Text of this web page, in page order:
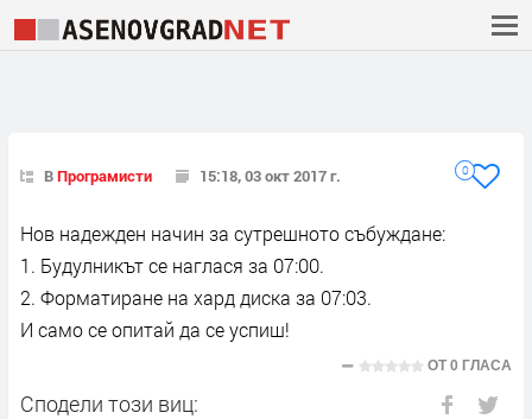
ВПрограмисти 15:18, 03 окт 2017 г. 0
Нов надежден начин за сутрешното събуждане:
1. Будулникът се наглася за 07:00.
2. Форматиране на хард диска за 07:03.
И само се опитай да се успиш!
ОТ0 ГЛАСА
Сподели този виц: